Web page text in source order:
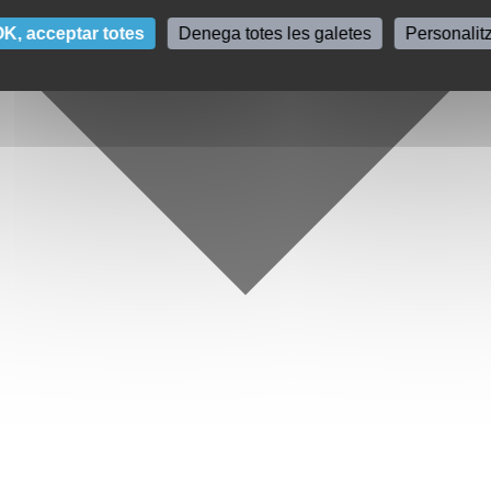
acceptar totes Denega totes les galetes